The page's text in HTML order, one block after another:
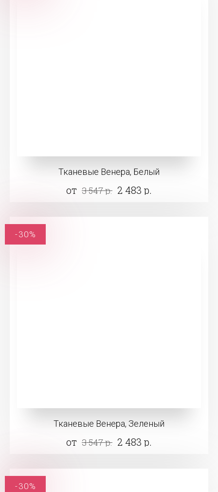
Тканевые Венера, Белый
от 3 547 р. 2 483 р.
Тканевые Венера, Зеленый
от 3 547 р. 2 483 р.
-30%
-30%